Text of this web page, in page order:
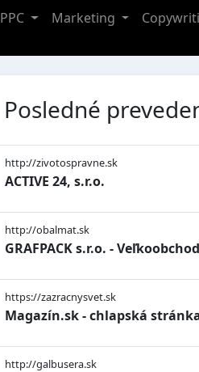
PPC Marketing
Posledné
http://zivotospravne.sk
ACTIVE 24, s.r.o.
http://obalmat.sk
GRAFPACK s.r.o. -
https://zazracnysvet.sk
Magazín.sk - chlapská
http://galbusera.sk